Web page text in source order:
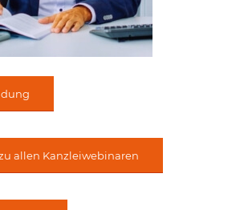
allen Kanzleiwebinaren